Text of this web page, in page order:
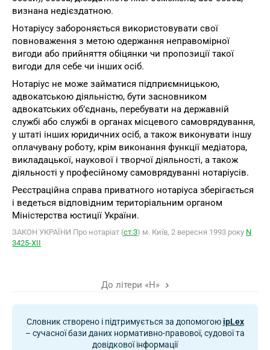
визнана недієздатною.
Нотаріусу забороняється використовувати свої
повноваження з метою одержання неправомірної
вигоди або прийняття обіцянки чи пропозиції такої
вигоди для себе чи інших осіб.
Нотаріус не може займатися підприємницькою,
адвокатською діяльністю, бути засновником
адвокатських об’єднань, перебувати на державній
службі або службі в органах місцевого самоврядування,
у штаті інших юридичних осіб, а також виконувати іншу
оплачувану роботу, крім виконання функції медіатора,
викладацької, наукової і творчої діяльності, а також
діяльності у професійному самоврядуванні нотаріусів.
Реєстраційна справа приватного нотаріуса зберігається
і ведеться відповідним територіальним органом
Міністерства юстиції України.
ЗАКОН УКРАЇНИ Про нотаріат (ст.3) м. Київ, 2 вересня 1993 року N
3425-XII
До літери «Н»
Словник створено і підтримується за допомогоюipLex
– сучасної бази даних нормативно-правової, судової та
довідкової інформації